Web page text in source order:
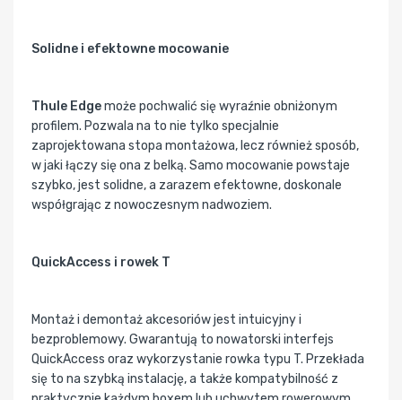
Solidne i efektowne mocowanie
Thule Edgemoże pochwalić się wyraźnie obniżonym
profilem. Pozwala na to nie tylko specjalnie
zaprojektowana stopa montażowa, lecz również sposób,
w jaki łączy się ona z belką. Samo mocowanie powstaje
szybko, jest solidne, a zarazem efektowne, doskonale
współgrając z nowoczesnym nadwoziem.
QuickAccess i rowek T
Montaż i demontaż akcesoriów jest intuicyjny i
bezproblemowy. Gwarantują to nowatorski interfejs
QuickAccess oraz wykorzystanie rowka typu T. Przekłada
się to na szybką instalację, a także kompatybilność z